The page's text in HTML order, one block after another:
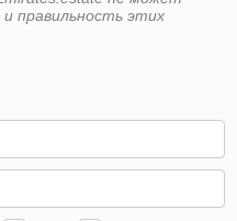
правильность этих